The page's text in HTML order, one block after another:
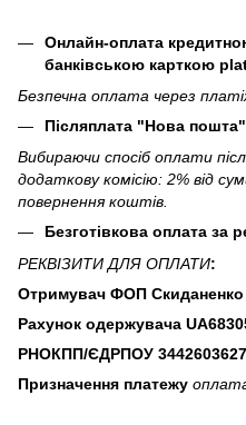
Онлайн-оплата
банківською карткою
Безпечна оплата через
Післяплата "Нова пошта"
Вибираючи спосіб оплати
додаткову комісію: 2% від
повернення коштів.
Безготівкова оплата за
РЕКВІЗИТИ ДЛЯ ОПЛАТИ:
Отримувач ФОП Скиданенко
Рахунок одержувача
РНОКПП/ЄДРПОУ 3442603627
Призначення платежу